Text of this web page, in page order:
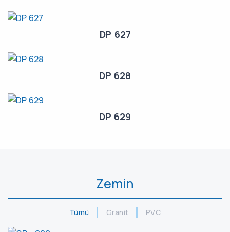
DP 627
DP 628
DP 629
Zemin
Tümü Granit PVC